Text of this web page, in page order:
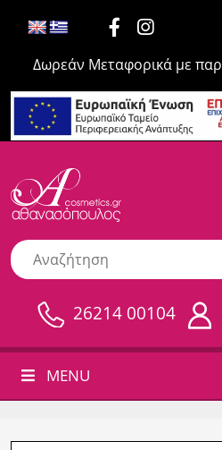
Δωρεάν Μεταφορικά με
26214 00104
MENU